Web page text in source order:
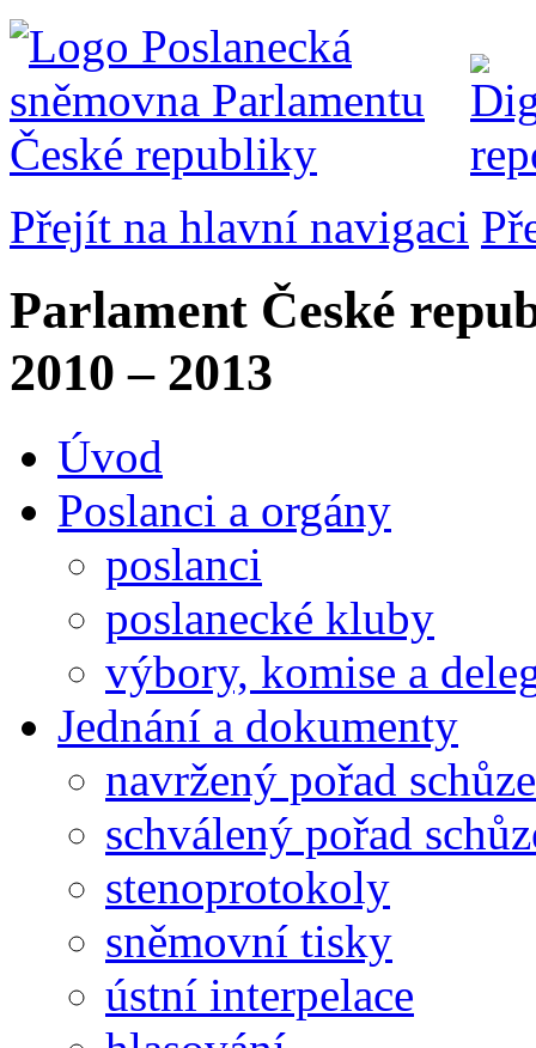
Přejít na hlavní navigaci
Parlament České
2010 – 2013
Úvod
Poslanci a orgány
poslanci
poslanecké kluby
výbory, komise a
Jednání a dokumenty
navržený pořad schůze
schválený pořad
stenoprotokoly
sněmovní tisky
ústní interpelace